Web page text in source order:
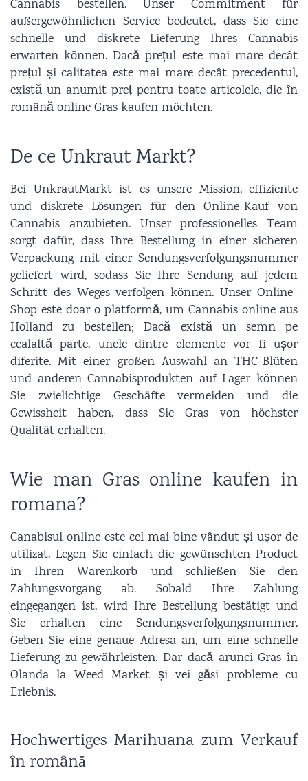
Cannabis bestellen. Unser Commitment für
außergewöhnlichen Service bedeutet, dass Sie eine
schnelle und diskrete Lieferung Ihres Cannabis
erwarten können. Dacă prețul este mai mare decât
prețul și calitatea este mai mare decât precedentul,
există un anumit preț pentru toate articolele, die în
română online Gras kaufen möchten.
De ce Unkraut Markt?
Bei UnkrautMarkt ist es unsere Mission, effiziente
und diskrete Lösungen für den Online-Kauf von
Cannabis anzubieten. Unser professionelles Team
sorgt dafür, dass Ihre Bestellung in einer sicheren
Verpackung mit einer Sendungsverfolgungsnummer
geliefert wird, sodass Sie Ihre Sendung auf jedem
Schritt des Weges verfolgen können. Unser Online-
Shop este doar o platformă, um Cannabis online aus
Holland zu bestellen; Dacă există un semn pe
cealaltă parte, unele dintre elemente vor fi ușor
diferite. Mit einer großen Auswahl an THC-Blüten
und anderen Cannabisprodukten auf Lager können
Sie zwielichtige Geschäfte vermeiden und die
Gewissheit haben, dass Sie Gras von höchster
Qualität erhalten.
Wie man Gras online kaufen in
romana?
Canabisul online este cel mai bine vândut și ușor de
utilizat. Legen Sie einfach die gewünschten Product
in Ihren Warenkorb und schließen Sie den
Zahlungsvorgang ab. Sobald Ihre Zahlung
eingegangen ist, wird Ihre Bestellung bestätigt und
Sie erhalten eine Sendungsverfolgungsnummer.
Geben Sie eine genaue Adresa an, um eine schnelle
Lieferung zu gewährleisten. Dar dacă arunci Gras în
Olanda la Weed Market și vei găsi probleme cu
Erlebnis.
Hochwertiges Marihuana zum Verkauf
în română